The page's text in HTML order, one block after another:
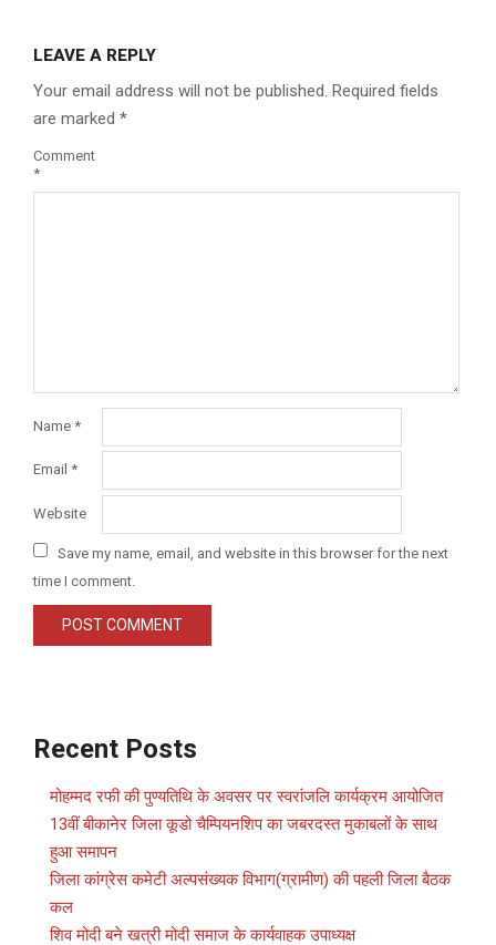
LEAVE A REPLY
Your email address will not be published. Required fields
are marked *
Comment
*
Name *
Email *
Website
Save my name, email, and website in this browser for the next
time I comment.
Recent Posts
मोहम्मद रफी की पुण्यतिथि के अवसर पर स्वरांजलि कार्यक्रम आयोजित
13वीं बीकानेर जिला कूडो चैम्पियनशिप का जबरदस्त मुकाबलों के साथ
हुआ समापन
जिला कांग्रेस कमेटी अल्पसंख्यक विभाग(ग्रामीण) की पहली जिला बैठक
कल
शिव मोदी बने खत्री मोदी समाज के कार्यवाहक उपाध्यक्ष